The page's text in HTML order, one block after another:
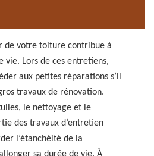
de votre toiture contribue à
vie. Lors de ces entretiens,
aux petites réparations s’il
travaux de rénovation.
le nettoyage et le
des travaux d’entretien
l’étanchéité de la